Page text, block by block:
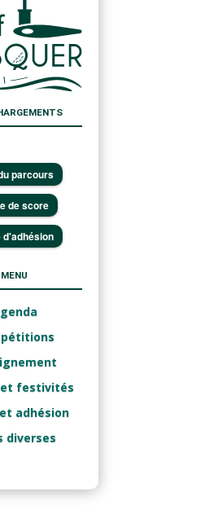
parcours
de score
d'adhésion
MENU
festivités
adhésion
diverses